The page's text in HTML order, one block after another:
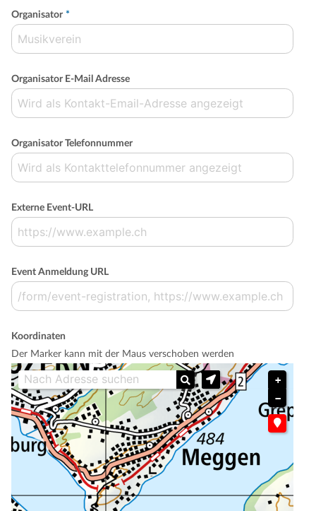
Organisator *
Organisator E-Mail Adresse
Organisator Telefonnummer
Externe Event-URL
Event Anmeldung URL
Koordinaten
Der Marker kann mit der Maus verschoben werden
+
−